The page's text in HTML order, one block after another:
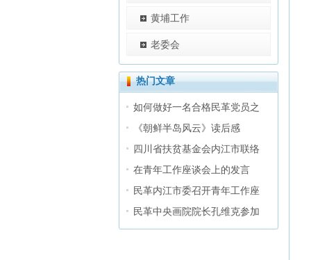
黄埔工作
老委会
热门文章
如何做好一名合格民革党员之
《朝鲜半岛风云》读后感
四川省扶贫基金会内江市联络
在青年工作座谈会上的发言
民革内江市委召开青年工作座
民革中央画院院长孔维克参加